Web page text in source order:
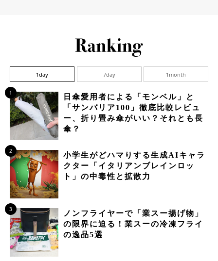
1day 7day 1month
1
日傘愛用者による「モンベル」と
「サンバリア100」徹底比較レビュ
ー、折り畳み傘がいい？それとも長
傘？
2
小学生がどハマりする生成AIキャラ
クター「イタリアンブレインロッ
ト」の中毒性と拡散力
3
ノンフライヤーで「業スー揚げ物」
の限界に迫る！業スーの冷凍フライ
の逸品5選